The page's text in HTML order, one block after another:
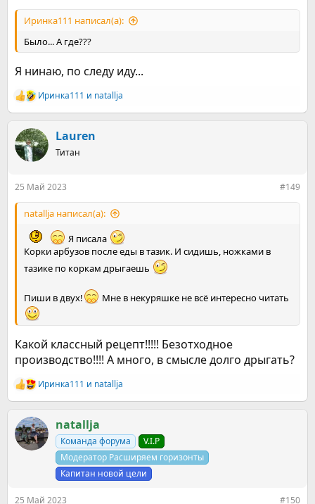
Иринка111 написал(а):
Было... А где???
Я нинаю, по следу иду...
Р
е
к
ц
и
Иринка111 и natallja
Lauren
Титан
25 Май 2023 #149
natallja написал(а):
Я писала
Корки арбузов после еды в тазик. И сидишь, ножками в
тазике по коркам дрыгаешь
Пиши в двух! Мне в некуряшке не всё интересно читать
Какой классный рецепт!!!!! Безотходное
производство!!!! А много, в смысле долго дрыгать?
Р
е
к
ц
и
Иринка111 и natallja
natallja
Команда форума
V.I.P
Модератор Расширяем горизонты
Капитан новой цели
25 Май 2023 #150